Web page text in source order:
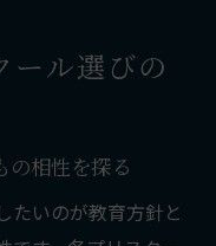
たい集団生活の
なら
ール選びの
の相性を探る
たいのが教育方針と